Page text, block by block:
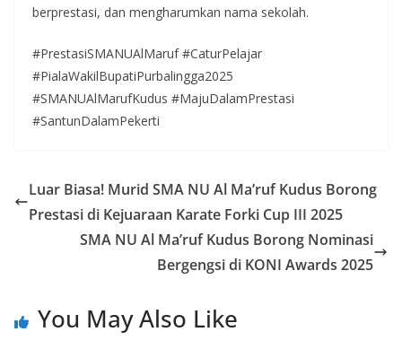
berprestasi, dan mengharumkan nama sekolah.
#PrestasiSMANUAlMaruf #CaturPelajar
#PialaWakilBupatiPurbalingga2025
#SMANUAlMarufKudus #MajuDalamPrestasi
#SantunDalamPekerti
Luar Biasa! Murid SMA NU Al Ma’ruf Kudus Borong
Prestasi di Kejuaraan Karate Forki Cup III 2025
SMA NU Al Ma’ruf Kudus Borong Nominasi
Bergengsi di KONI Awards 2025
You May Also Like